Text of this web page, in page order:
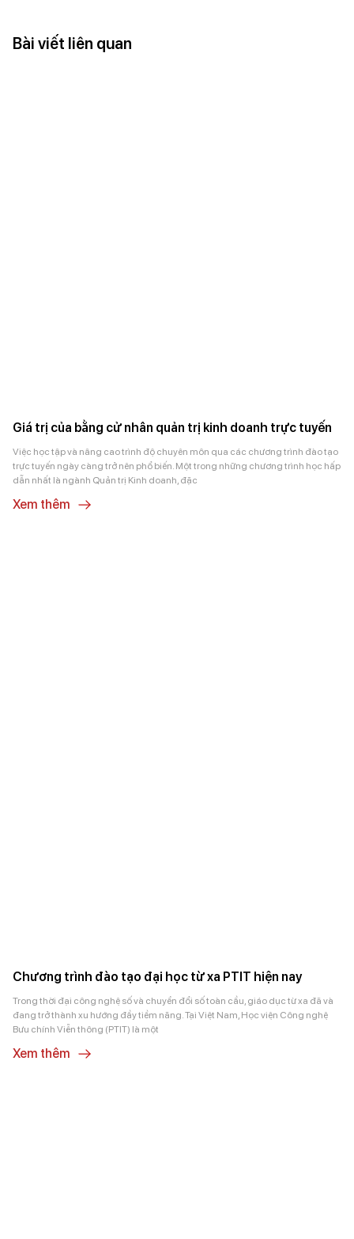
Bài viết liên quan
Giá trị của bằng cử nhân quản trị kinh doanh trực tuyến
Việc học tập và nâng cao trình độ chuyên môn qua các chương trình đào tạo
trực tuyến ngày càng trở nên phổ biến. Một trong những chương trình học hấp
dẫn nhất là ngành Quản trị Kinh doanh, đặc
Xem thêm
Chương trình đào tạo đại học từ xa PTIT hiện nay
Trong thời đại công nghệ số và chuyển đổi số toàn cầu, giáo dục từ xa đã và
đang trở thành xu hướng đầy tiềm năng. Tại Việt Nam, Học viện Công nghệ
Bưu chính Viễn thông (PTIT) là một
Xem thêm